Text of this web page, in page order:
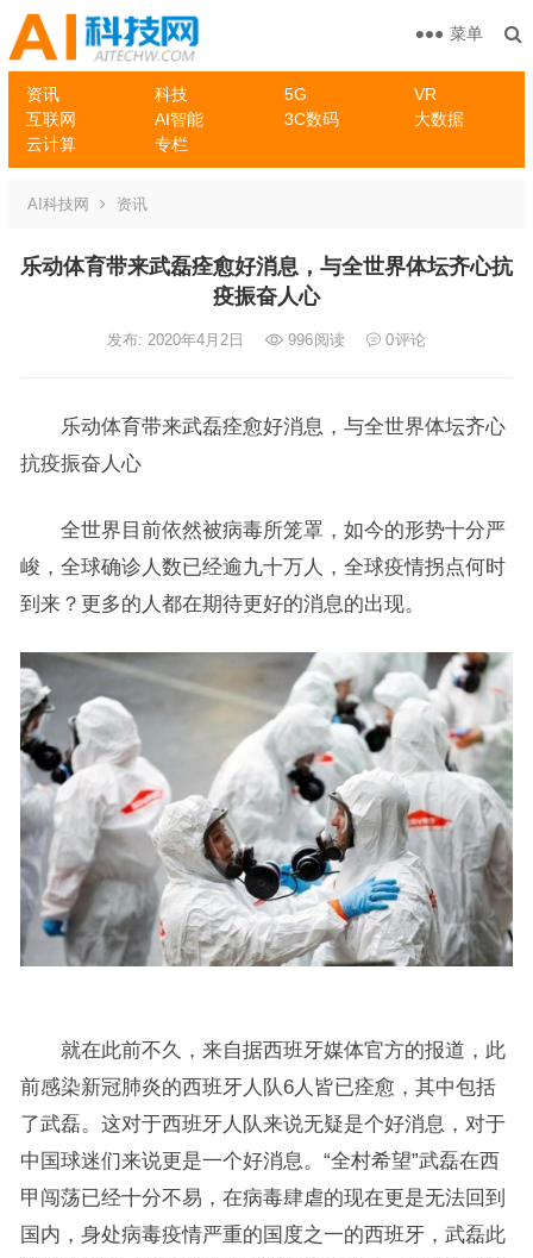
资讯 科技 5G
VR
互联网
AI智能 3C数码
大数据
云计算
专栏
菜单
AI科技网 资讯
乐动体育带来武磊痊愈好消息，与全世界体坛齐心抗
疫振奋人心
发布: 2020年4月2日 996阅读 0评论
乐动体育带来武磊痊愈好消息，与全世界体坛齐心
抗疫振奋人心
全世界目前依然被病毒所笼罩，如今的形势十分严
峻，全球确诊人数已经逾九十万人，全球疫情拐点何时
到来？更多的人都在期待更好的消息的出现。
就在此前不久，来自据西班牙媒体官方的报道，此
前感染新冠肺炎的西班牙人队6人皆已痊愈，其中包括
了武磊。这对于西班牙人队来说无疑是个好消息，对于
中国球迷们来说更是一个好消息。“全村希望”武磊在西
甲闯荡已经十分不易，在病毒肆虐的现在更是无法回到
国内，身处病毒疫情严重的国度之一的西班牙，武磊此